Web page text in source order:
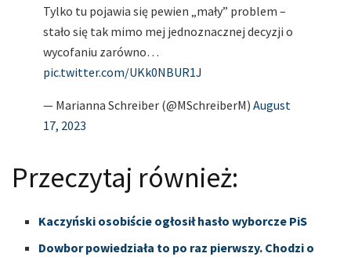
Tylko tu pojawia się pewien „mały” problem –
stało się tak mimo mej jednoznacznej decyzji o
wycofaniu zarówno…
pic.twitter.com/UKk0NBUR1J
— Marianna Schreiber (@MSchreiberM) August
17, 2023
Przeczytaj również:
Kaczyński osobiście ogłosił hasło wyborcze PiS
Dowbor powiedziała to po raz pierwszy. Chodzi o